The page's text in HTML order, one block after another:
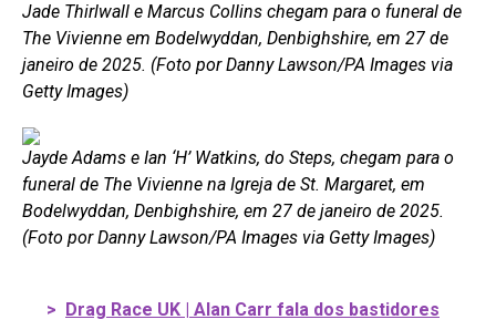
Jade Thirlwall e Marcus Collins chegam para o funeral de
The Vivienne em Bodelwyddan, Denbighshire, em 27 de
janeiro de 2025. (Foto por Danny Lawson/PA Images via
Getty Images)
Jayde Adams e Ian ‘H’ Watkins, do Steps, chegam para o
funeral de The Vivienne na Igreja de St. Margaret, em
Bodelwyddan, Denbighshire, em 27 de janeiro de 2025.
(Foto por Danny Lawson/PA Images via Getty Images)
> Drag Race UK | Alan Carr fala dos bastidores